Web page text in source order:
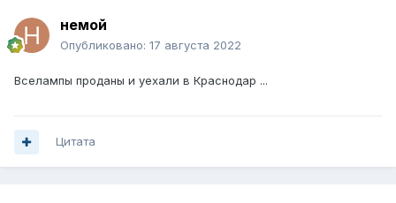
немой
Опубликовано: 17 августа 2022
Вселампы проданы и уехали в Краснодар ...
Цитата